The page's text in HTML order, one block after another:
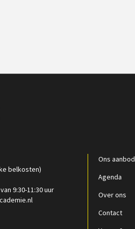
belkosten)
9:30-11:30 uur
Ons aanbod
Agenda
Over ons
Contact